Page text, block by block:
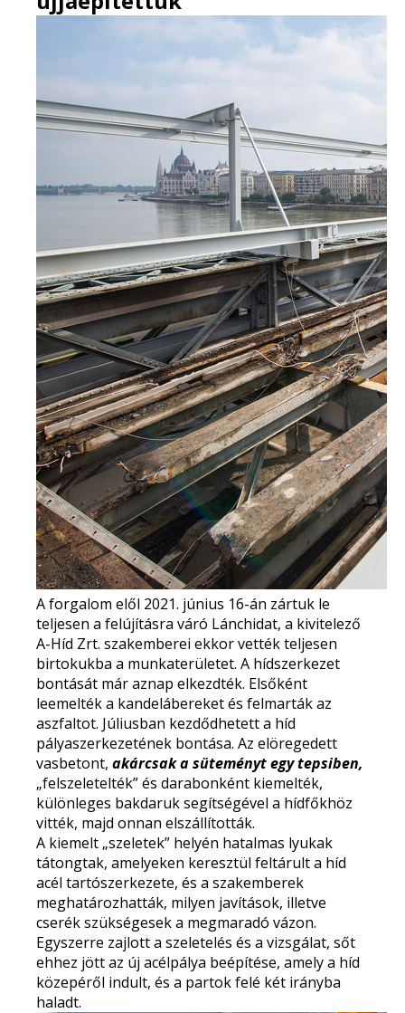
A forgalom elől 2021. június 16-án zártuk le
teljesen a felújításra váró Lánchidat, a kivitelező
A-Híd Zrt. szakemberei ekkor vették teljesen
birtokukba a munkaterületet. A hídszerkezet
bontását már aznap elkezdték. Elsőként
leemelték a kandelábereket és felmarták az
aszfaltot. Júliusban kezdődhetetta híd
pályaszerkezetének bontása. Az elöregedett
vasbetont, akárcsak a süteményt egy tepsiben,
„felszeletelték” és darabonként kiemelték,
különleges bakdaruk segítségével a hídfőkhöz
vitték, majd onnan elszállították.
A kiemelt „szeletek” helyén hatalmas lyukak
tátongtak, amelyeken keresztül feltárult a híd
acél tartószerkezete, és a szakemberek
meghatározhatták, milyen javítások, illetve
cserék szükségesek a megmaradó vázon.
Egyszerre zajlott a szeletelés és a vizsgálat, sőt
ehhez jött az új acélpálya beépítése, amely a híd
közepéről indult, és a partok felé két irányba
haladt.